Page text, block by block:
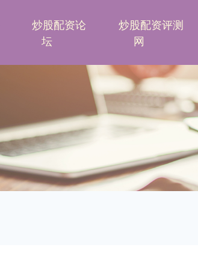
炒股配资论
坛
炒股配资评测
网